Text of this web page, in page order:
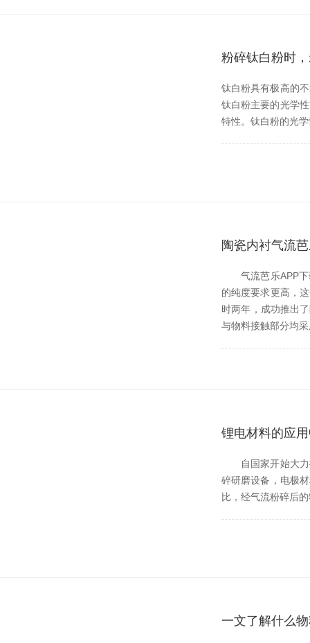
粉碎钛白粉时
钛白粉具有极高的不透
钛白粉主要的光学
特性。钛白粉的光
陶瓷内衬气流
气流芭乐APP下载
的纯度要求更高
时两年，成功推
与物料接触部分均
锂电材料的应
自国家开始大力推
碎研磨设备，电极
比，经气流粉碎后
一文了解什么